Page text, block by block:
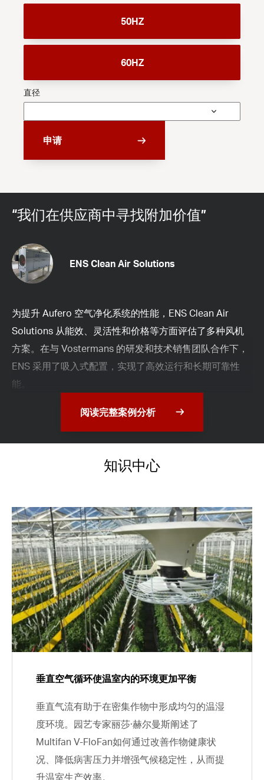
50HZ
60HZ
直径
申请
“我们在供应商中寻找附加价值”
ENS Clean Air Solutions
为提升 Aufero 空气净化系统的性能，ENS Clean Air
Solutions 从能效、灵活性和价格等方面评估了多种风机
方案。在与 Vostermans 的研发和技术销售团队合作下，
ENS 采用了吸入式配置，实现了高效运行和长期可靠性
能。
阅读完整案例分析
知识中心
垂直空气循环使温室内的环境更加平衡
垂直气流有助于在密集作物中形成均匀的温湿
度环境。园艺专家丽莎·赫尔曼斯阐述了
Multifan V-FloFan如何通过改善作物健康状
况、降低病害压力并增强气候稳定性，从而提
升温室生产效率。